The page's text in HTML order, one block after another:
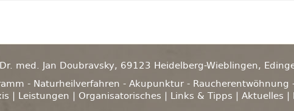
med. Jan Doubravsky, 69123 Heidelberg-Wieblingen,
- Naturheilverfahren - Akupunktur - Raucherentwöhnung
| Leistungen | Organisatorisches | Links & Tipps | Aktuelles |